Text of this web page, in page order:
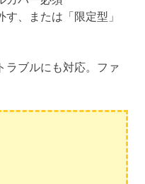
、または「限定型」
ラブルにも対応。ファ